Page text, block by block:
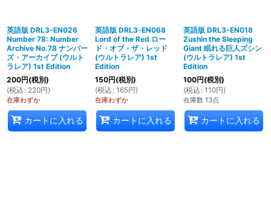
英語版 DRL3-EN026
Number 78: Number
Archive No.78 ナンバー
ズ・アーカイブ (ウルト
ラレア) 1st Edition
200円(税別)
(税込 : 220円)
在庫わずか
カートに入れる
英語版 DRL3-EN068
Lord of the Red ロー
ド・オブ・ザ・レッド
(ウルトラレア) 1st
Edition
150円(税別)
(税込 : 165円)
在庫わずか
カートに入れる
英語版 DRL3-EN018
Zushin the Sleeping
Giant 眠れる巨人ズシン
(ウルトラレア) 1st
Edition
100円(税別)
(税込 : 110円)
在庫数 13点
カートに入れる